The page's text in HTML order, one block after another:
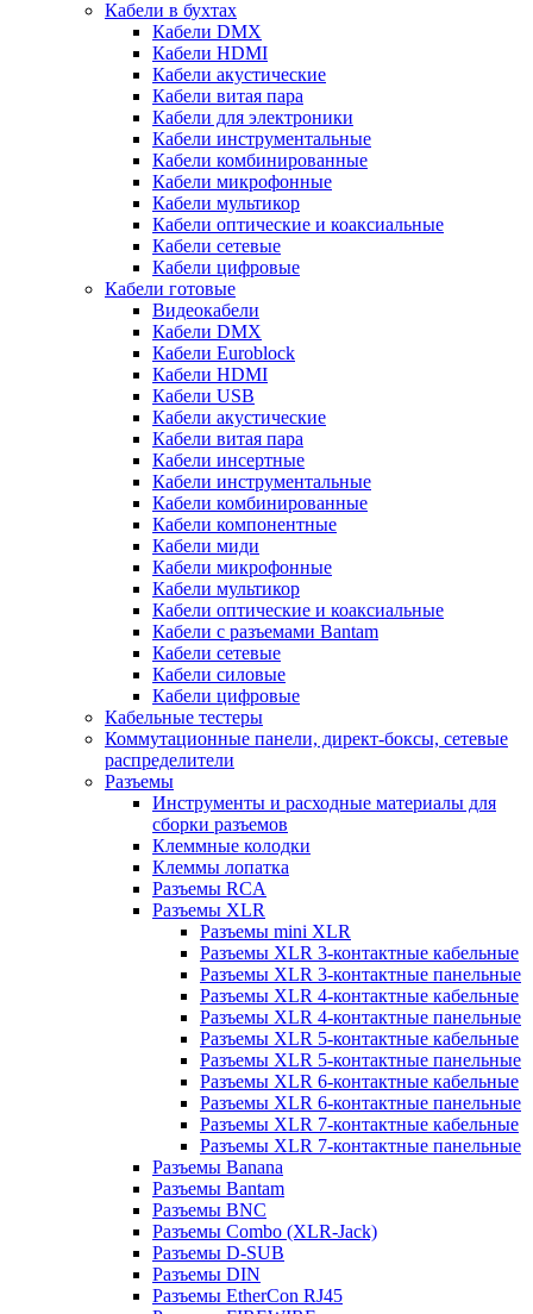
Кабели в бухтах
Кабели DMX
Кабели HDMI
Кабели акустические
Кабели витая пара
Кабели для электроники
Кабели инструментальные
Кабели комбинированные
Кабели микрофонные
Кабели мультикор
Кабели оптические и коаксиальные
Кабели сетевые
Кабели цифровые
Кабели готовые
Видеокабели
Кабели DMX
Кабели Euroblock
Кабели HDMI
Кабели USB
Кабели акустические
Кабели витая пара
Кабели инсертные
Кабели инструментальные
Кабели комбинированные
Кабели компонентные
Кабели миди
Кабели микрофонные
Кабели мультикор
Кабели оптические и коаксиальные
Кабели с разъемами Bantam
Кабели сетевые
Кабели силовые
Кабели цифровые
Кабельные тестеры
Коммутационные панели, директ-боксы, сетевые
распределители
Разъемы
Инструменты и расходные материалы для
сборки разъемов
Клеммные колодки
Клеммы лопатка
Разъемы RCA
Разъемы XLR
Разъемы mini XLR
Разъемы XLR 3-контактные кабельные
Разъемы XLR 3-контактные панельные
Разъемы XLR 4-контактные кабельные
Разъемы XLR 4-контактные панельные
Разъемы XLR 5-контактные кабельные
Разъемы XLR 5-контактные панельные
Разъемы XLR 6-контактные кабельные
Разъемы XLR 6-контактные панельные
Разъемы XLR 7-контактные кабельные
Разъемы XLR 7-контактные панельные
Разъемы Banana
Разъемы Bantam
Разъемы BNC
Разъемы Combo (XLR-Jack)
Разъемы D-SUB
Разъемы DIN
Разъемы EtherCon RJ45